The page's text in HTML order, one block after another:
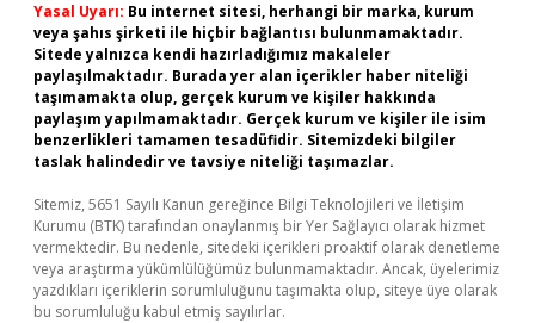
Yasal Uyarı: Bu internet sitesi, herhangi bir marka, kurum
veya şahıs şirketi ile hiçbir bağlantısı bulunmamaktadır.
Sitede yalnızca kendi hazırladığımız makaleler
paylaşılmaktadır. Burada yer alan içerikler haber niteliği
taşımamakta olup, gerçek kurum ve kişiler hakkında
paylaşım yapılmamaktadır. Gerçek kurum ve kişiler ile isim
benzerlikleri tamamen tesadüfidir. Sitemizdeki bilgiler
taslak halindedir ve tavsiye niteliği taşımazlar.
Sitemiz, 5651 Sayılı Kanun gereğince Bilgi Teknolojileri ve İletişim
Kurumu (BTK) tarafından onaylanmış bir Yer Sağlayıcı olarak hizmet
vermektedir. Bu nedenle, sitedeki içerikleri proaktif olarak denetleme
veya araştırma yükümlülüğümüz bulunmamaktadır. Ancak, üyelerimiz
yazdıkları içeriklerin sorumluluğunu taşımakta olup, siteye üye olarak
bu sorumluluğu kabul etmiş sayılırlar.